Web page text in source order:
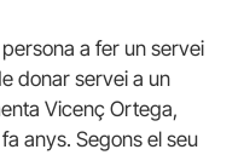
a fer un servei
donar servei a un
Vicenç Ortega,
anys. Segons el seu